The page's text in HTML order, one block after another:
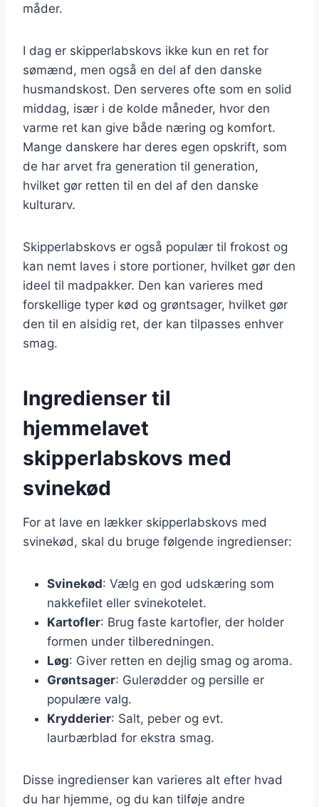
måder.
I dag er skipperlabskovs ikke kun en ret for
sømænd, men også en del af den danske
husmandskost. Den serveres ofte som en solid
middag, især i de kolde måneder, hvor den
varme ret kan give både næring og komfort.
Mange danskere har deres egen opskrift, som
de har arvet fra generation til generation,
hvilket gør retten til en del af den danske
kulturarv.
Skipperlabskovs er også populær til frokost og
kan nemt laves i store portioner, hvilket gør den
ideel til madpakker. Den kan varieres med
forskellige typer kød og grøntsager, hvilket gør
den til en alsidig ret, der kan tilpasses enhver
smag.
Ingredienser til
hjemmelavet
skipperlabskovs med
svinekød
For at lave en lækker skipperlabskovs med
svinekød, skal du bruge følgende ingredienser:
Svinekød: Vælg en god udskæring som
nakkefilet eller svinekotelet.
Kartofler: Brug faste kartofler, der holder
formen under tilberedningen.
Løg: Giver retten en dejlig smag og aroma.
Grøntsager: Gulerødder og persille er
populære valg.
Krydderier: Salt, peber og evt.
laurbærblad for ekstra smag.
Disse ingredienser kan varieres alt efter hvad
du har hjemme, og du kan tilføje andre